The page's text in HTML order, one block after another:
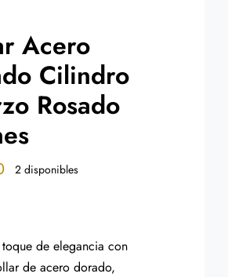
Acero
Cilindro
Rosado
2 disponibles
de elegancia con
de acero dorado,